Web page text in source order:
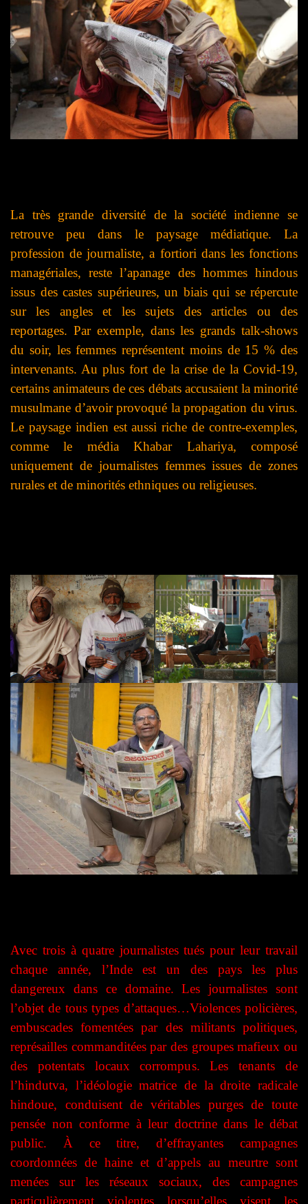
La très grande diversité de la société indienne se
retrouve peu dans le paysage médiatique. La
profession de journaliste, a fortiori dans les fonctions
managériales, reste l’apanage des hommes hindous
issus des castes supérieures, un biais qui se répercute
sur les angles et les sujets des articles ou des
reportages. Par exemple, dans les grands talk-shows
du soir, les femmes représentent moins de 15 % des
intervenants. Au plus fort de la crise de la Covid-19,
certains animateurs de ces débats accusaient la minorité
musulmane d’avoir provoqué la propagation du virus.
Le paysage indien est aussi riche de contre-exemples,
comme le média Khabar Lahariya, composé
uniquement de journalistes femmes issues de zones
rurales et de minorités ethniques ou religieuses.
Avec trois à quatre journalistes tués pour leur travail
chaque année, l’Inde est un des pays les plus
dangereux dans ce domaine. Les journalistes sont
l’objet de tous types d’attaques…Violences policières,
embuscades fomentées par des militants politiques,
représailles commanditées par des groupes mafieux ou
des potentats locaux corrompus. Les tenants de
l’hindutva, l’idéologie matrice de la droite radicale
hindoue, conduisent de véritables purges de toute
pensée non conforme à leur doctrine dans le débat
public. À ce titre, d’effrayantes campagnes
coordonnées de haine et d’appels au meurtre sont
menées sur les réseaux sociaux, des campagnes